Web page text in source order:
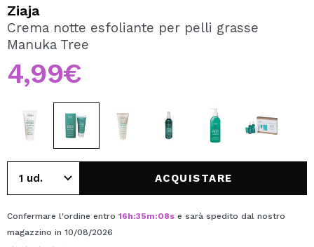
Creando un account su Maquibeauty.it potrai fare i tuoi
acquisti velocemente, controllare lo stato dei tuoi ordini e
CREARE UN ACCOUNT
Ziaja
Crema notte esfoliante per pelli grasse
Manuka Tree
4,99€
ACQUISTARE
Confermare l'ordine entro 16h:35m:08s e sarà spedito dal nostro
magazzino in 10/08/2026